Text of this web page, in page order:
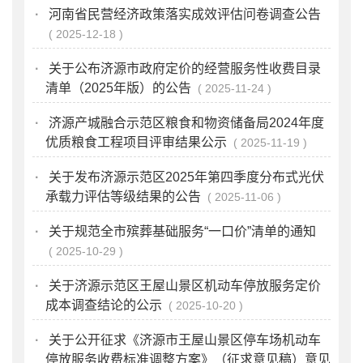
· 河南省民营经济政策落实成效评估问卷调查公告
2025-12-18
·
关于公布济源市政府定价的经营服务性收费目录
清单（2025年版）的公告
2025-11-24
·
济源产城融合示范区粮食和物资储备局2024年度
优质粮食工程项目评审结果公示
2025-11-19
·
关于发布济源示范区2025年第四季度分布式光伏
承载力评估等级结果的公告
2025-11-06
· 关于规范全市殡葬基础服务“一口价”清单的通知
2025-10-29
·
关于济源示范区王屋山景区机动车停放服务定价
成本调查结论的公示
2025-10-20
·
关于公开征求《济源市王屋山景区停车场机动车
停放服务收费标准调整方案》（征求意见稿）意见